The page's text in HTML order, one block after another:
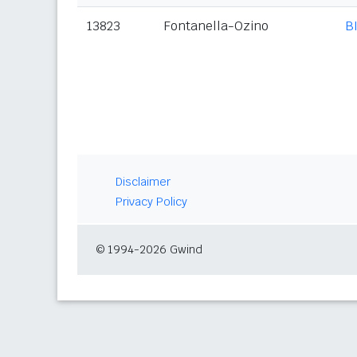
13823 Fontanella-Ozino BI
Disclaimer
Privacy Policy
© 1994-2026 Gwind